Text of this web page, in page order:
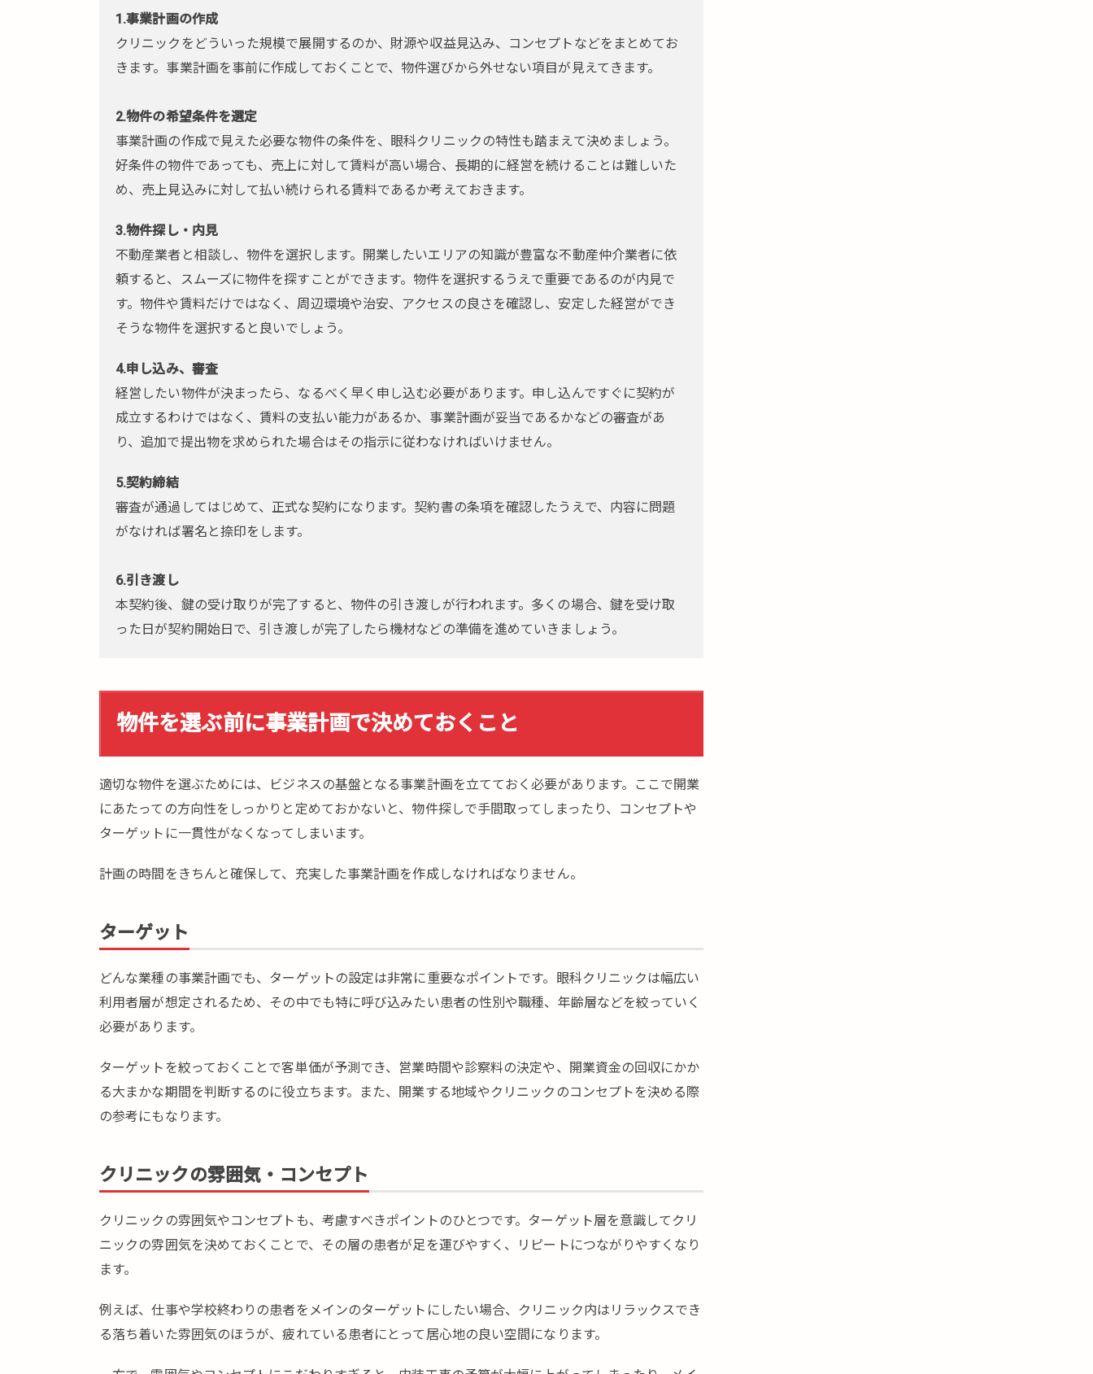
く
こ
物
件
選
び
の
イ
ト
物
件
探
し
方
5.
見
ポ
イ
ト
6.
物件
準備
と
め
1.事業計画の作成
クリニックをどういった規模で展開するのか、財源や収益見込み、コンセプトなどをまとめてお
きます。事業計画を事前に作成しておくことで、物件選びから外せない項目が見えてきます。
2.物件の希望条件を選定
事業計画の作成で見えた必要な物件の条件を、眼科クリニックの特性も踏まえて決めましょう。
好条件の物件であっても、売上に対して賃料が高い場合、長期的に経営を続けることは難しいた
め、売上見込みに対して払い続けられる賃料であるか考えておきます。
3.物件探し・内見
不動産業者と相談し、物件を選択します。開業したいエリアの知識が豊富な不動産仲介業者に依
頼すると、スムーズに物件を探すことができます。物件を選択するうえで重要であるのが内見で
す。物件や賃料だけではなく、周辺環境や治安、アクセスの良さを確認し、安定した経営ができ
そうな物件を選択すると良いでしょう。
4.申し込み、審査
経営したい物件が決まったら、なるべく早く申し込む必要があります。申し込んですぐに契約が
成立するわけではなく、賃料の支払い能力があるか、事業計画が妥当であるかなどの審査があ
り、追加で提出物を求められた場合はその指示に従わなければいけません。
5.契約締結
審査が通過してはじめて、正式な契約になります。契約書の条項を確認したうえで、内容に問題
がなければ署名と捺印をします。
6.引き渡し
本契約後、鍵の受け取りが完了すると、物件の引き渡しが行われます。多くの場合、鍵を受け取
った日が契約開始日で、引き渡しが完了したら機材などの準備を進めていきましょう。
物件を選ぶ前に事業計画で決めておくこと
適切な物件を選ぶためには、ビジネスの基盤となる事業計画を立てておく必要があります。ここで開業
にあたっての方向性をしっかりと定めておかないと、物件探しで手間取ってしまったり、コンセプトや
ターゲットに一貫性がなくなってしまいます。
計画の時間をきちんと確保して、充実した事業計画を作成しなければなりません。
ターゲット
どんな業種の事業計画でも、ターゲットの設定は非常に重要なポイントです。眼科クリニックは幅広い
利用者層が想定されるため、その中でも特に呼び込みたい患者の性別や職種、年齢層などを絞っていく
必要があります。
ターゲットを絞っておくことで客単価が予測でき、営業時間や診察料の決定や、開業資金の回収にかか
る大まかな期間を判断するのに役立ちます。また、開業する地域やクリニックのコンセプトを決める際
の参考にもなります。
クリニックの雰囲気・コンセプト
クリニックの雰囲気やコンセプトも、考慮すべきポイントのひとつです。ターゲット層を意識してクリ
ニックの雰囲気を決めておくことで、その層の患者が足を運びやすく、リピートにつながりやすくなり
ます。
例えば、仕事や学校終わりの患者をメインのターゲットにしたい場合、クリニック内はリラックスでき
る落ち着いた雰囲気のほうが、疲れている患者にとって居心地の良い空間になります。